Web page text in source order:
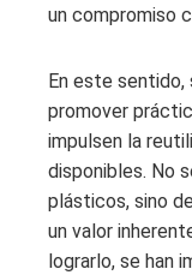
un compromiso
En este
promover
impulsen la
disponibles. No
plásticos, sino
un valor
lograrlo, se han